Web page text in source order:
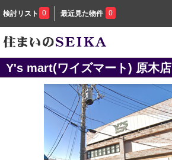
検討リスト 0 最近見た物件 0
Y's mart(ワイズマート) 原木店